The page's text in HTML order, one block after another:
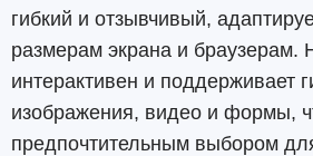
гибкий и отзывчивый,
размерам экрана и браузерам.
интерактивен и поддерживает
изображения, видео и формы,
предпочтительным выбором